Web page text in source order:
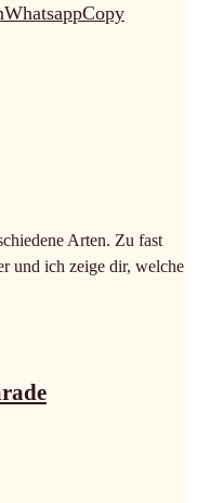
WhatsappCopy
Arten. Zu fast
und ich zeige dir, welche